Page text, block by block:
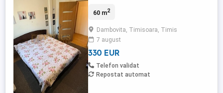
langa Lidl. Apartamentul este utilat si
Apartamentul are 2 clime, centrala proprie,
si se afla la mansarda. Chiria 330 euro +
garantia 330 ...
60 m2
Dambovita, Timisoara, Timis
7 august
330 EUR
Telefon validat
Repostat automat